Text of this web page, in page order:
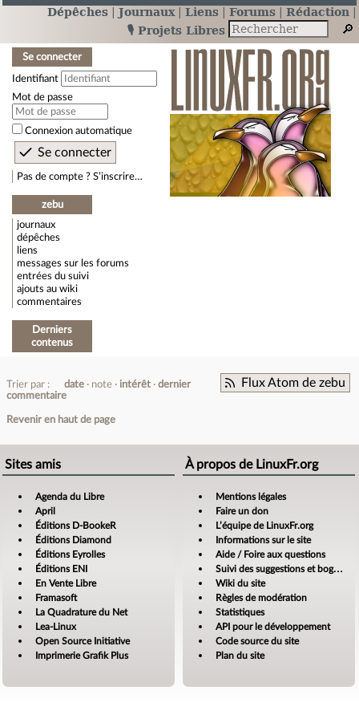
Dépêches Journaux Liens Forums
Rédaction
🎙️ Projets Libres
Se connecter
Identifiant
Mot de passe
Connexion automatique
Pas de compte ? S’inscrire…
zebu
journaux
dépêches
liens
messages sur les forums
entrées du suivi
ajouts au wiki
commentaires
Derniers
contenus
Flux Atom de zebu
Trier par : date note intérêt
dernier
commentaire
Revenir en haut de page
Sites amis
Agenda du Libre
April
Éditions D-BookeR
Éditions Diamond
Éditions Eyrolles
Éditions ENI
En Vente Libre
Framasoft
La Quadrature du Net
Lea-Linux
Open Source Initiative
Imprimerie Grafik Plus
À propos de LinuxFr.org
Mentions légales
Faire un don
L’équipe de LinuxFr.org
Informations sur le site
Aide / Foire aux questions
Suivi des suggestions et bogues
Wiki du site
Règles de modération
Statistiques
API pour le développement
Code source du site
Plan du site